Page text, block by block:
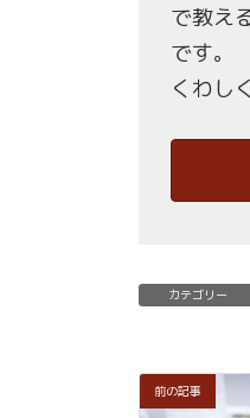
で教え
です。
くわし
カテゴリー
前の記事